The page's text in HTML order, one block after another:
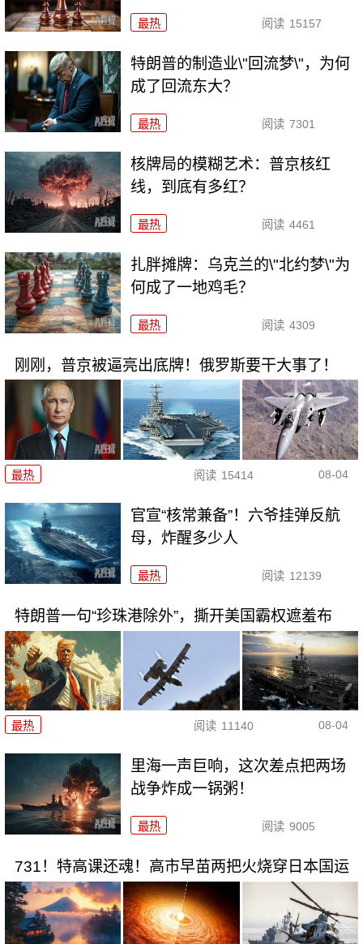
最热 阅读 15157
特朗普的制造业\"回流梦\"，为何
成了回流东大？
最热 阅读 7301
核牌局的模糊艺术：普京核红
线，到底有多红？
最热 阅读 4461
扎胖摊牌：乌克兰的\"北约梦\"为
何成了一地鸡毛？
最热 阅读 4309
刚刚，普京被逼亮出底牌！俄罗斯要干大事了！
最热 阅读 15414 08-04
官宣“核常兼备”！六爷挂弹反航
母，炸醒多少人
最热 阅读 12139
特朗普一句“珍珠港除外”，撕开美国霸权遮羞布
最热 阅读 11140 08-04
里海一声巨响，这次差点把两场
战争炸成一锅粥！
最热 阅读 9005
731！特高课还魂！高市早苗两把火烧穿日本国运